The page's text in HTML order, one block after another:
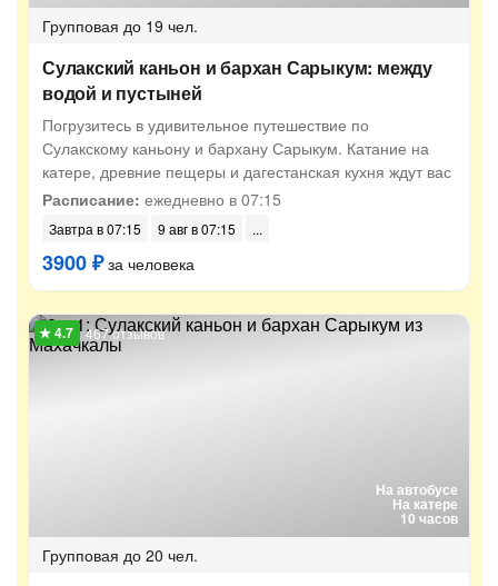
Групповая до 19 чел.
Сулакский каньон и бархан Сарыкум: между
водой и пустыней
Погрузитесь в удивительное путешествие по
Сулакскому каньону и бархану Сарыкум. Катание на
катере, древние пещеры и дагестанская кухня ждут вас
Расписание: ежедневно в 07:15
Завтра в 07:15 9 авг в 07:15
3900 ₽за человека
На автобусе
На катере
10 часов
467 отзывов
Групповая до 20 чел.